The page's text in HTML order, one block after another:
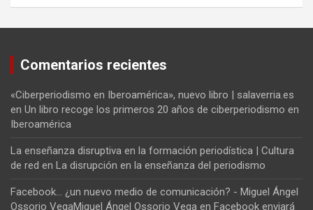
Comentarios recientes
«Ciberperiodismo en Iberoamérica», nuevo libro | salaverria.es
en Un libro recoge los primeros 20 años de ciberperiodismo en
Iberoamérica
La enseñanza disruptiva en la formación periodística | Cultura
de red en La disrupción en la enseñanza del periodismo
Facebook... ¿un nuevo medio de comunicación? - Miguel Ángel
Ossorio VegaMiguel Ángel Ossorio Vega en Facebook enviará